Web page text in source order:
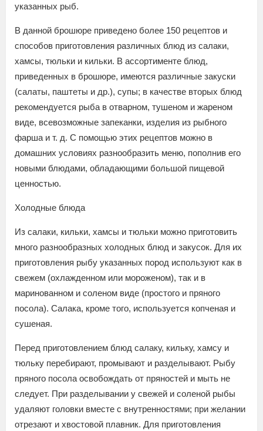
указанных рыб.
В данной брошюре приведено более 150 рецептов и
способов приготовления различных блюд из салаки,
хамсы, тюльки и кильки. В ассортименте блюд,
приведенных в брошюре, имеются различные закуски
(салаты, паштеты и др.), супы; в качестве вторых блюд
рекомендуется рыба в отварном, тушеном и жареном
виде, всевозможные запеканки, изделия из рыбного
фарша и т. д. С помощью этих рецептов можно в
домашних условиях разнообразить меню, пополнив его
новыми блюдами, обладающими большой пищевой
ценностью.
Холодные блюда
Из салаки, кильки, хамсы и тюльки можно приготовить
много разнообразных холодных блюд и закусок. Для их
приготовления рыбу указанных пород используют как в
свежем (охлажденном или мороженом), так и в
маринованном и соленом виде (простого и пряного
посола). Салака, кроме того, используется копченая и
сушеная.
Перед приготовлением блюд салаку, кильку, хамсу и
тюльку перебирают, промывают и разделывают. Рыбу
пряного посола освобождать от пряностей и мыть не
следует. При разделывании у свежей и соленой рыбы
удаляют головки вместе с внутренностями; при желании
отрезают и хвостовой плавник. Для приготовления